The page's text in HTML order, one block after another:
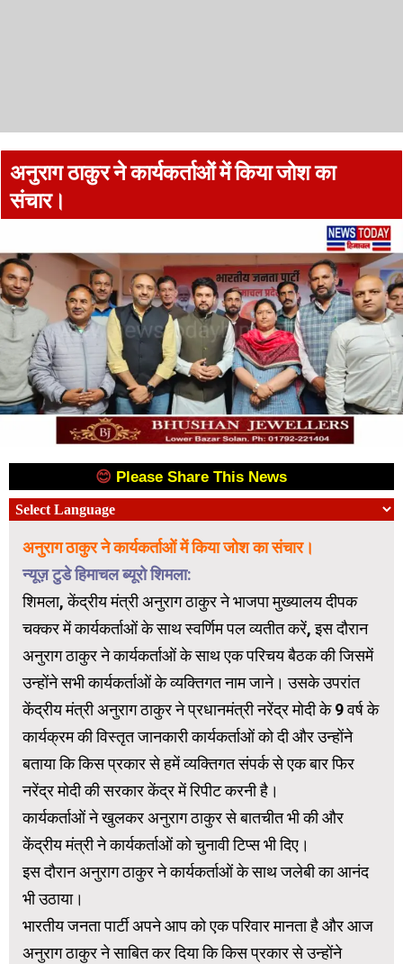
अनुराग ठाकुर ने कार्यकर्ताओं में किया जोश का
संचार।
😊 Please Share This News
अनुराग ठाकुर ने कार्यकर्ताओं में किया जोश का संचार।
न्यूज़ टुडे हिमाचल ब्यूरो शिमला:
शिमला, केंद्रीय मंत्री अनुराग ठाकुर ने भाजपा मुख्यालय दीपक
चक्कर में कार्यकर्ताओं के साथ स्वर्णिम पल व्यतीत करें, इस दौरान
अनुराग ठाकुर ने कार्यकर्ताओं के साथ एक परिचय बैठक की जिसमें
उन्होंने सभी कार्यकर्ताओं के व्यक्तिगत नाम जाने। उसके उपरांत
केंद्रीय मंत्री अनुराग ठाकुर ने प्रधानमंत्री नरेंद्र मोदी के 9 वर्ष के
कार्यक्रम की विस्तृत जानकारी कार्यकर्ताओं को दी और उन्होंने
बताया कि किस प्रकार से हमें व्यक्तिगत संपर्क से एक बार फिर
नरेंद्र मोदी की सरकार केंद्र में रिपीट करनी है।
कार्यकर्ताओं ने खुलकर अनुराग ठाकुर से बातचीत भी की और
केंद्रीय मंत्री ने कार्यकर्ताओं को चुनावी टिप्स भी दिए।
इस दौरान अनुराग ठाकुर ने कार्यकर्ताओं के साथ जलेबी का आनंद
भी उठाया।
भारतीय जनता पार्टी अपने आप को एक परिवार मानता है और आज
अनुराग ठाकुर ने साबित कर दिया कि किस प्रकार से उन्होंने